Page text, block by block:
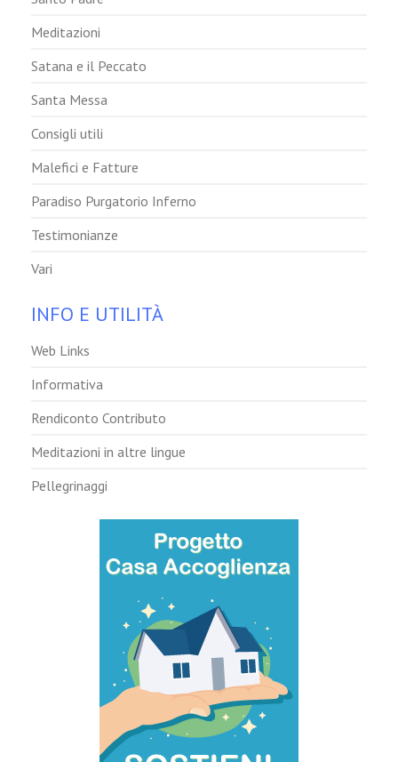
Meditazioni
Satana e il Peccato
Santa Messa
Consigli utili
Malefici e Fatture
Paradiso Purgatorio Inferno
Testimonianze
Vari
INFO E UTILITÀ
Web Links
Informativa
Rendiconto Contributo
Meditazioni in altre lingue
Pellegrinaggi